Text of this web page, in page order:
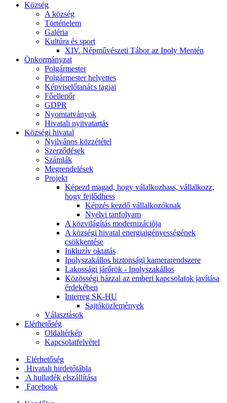
Község
A község
Történelem
Galéria
Kultúra és sport
XIV. Népművészeti Tábor az Ipoly Mentén
Önkormányzat
Polgármester
Polgármester helyettes
Képviselőtanács tagjai
Főellenőr
GDPR
Nyomtatványok
Hivatali nyitvatartás
Községi hivatal
Nyilvános közzététel
Szerződések
Számlák
Megrendelések
Projekt
Képezd magad, hogy válalkozhass, vállalkozz,
hogy fejlődhess
Képzés kezdő vállalkozóknak
Nyelvi tanfolyam
A közvilágítás modernizációja
A községi hivatal energiaigényességének
csökkentése
Inkluzív oktatás
Ipolyszakállos biztonsági kamerarendszere
Lakossági járőrök - Ipolyszakállos
Közösségi házzal az emberi kapcsolatok javítása
érdekében
Interreg SK-HU
Sajtóközlemények
Választások
Elérhetőség
Oldaltérkép
Kapcsolatfelvétel
Elérhetőség
Hivatali hirdetőtábla
A hulladék elszállítása
Facebook